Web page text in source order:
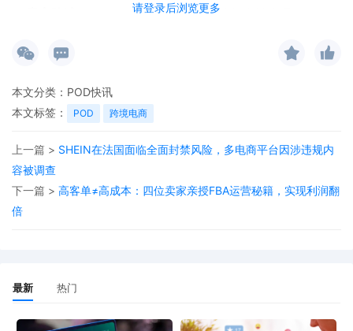
请登录后浏览更多
：Vulcan向被告免费提供其标志性产品TALOS
响应，提供更换电缆等解决方案。
视频内容：被告发布的12分钟视频以“TALOS被扔进燃烧
垃圾桶”开场，指责产品为“一堆垃圾”，并罗列电缆松
传播影响
论，多数观众赞其“诚实”，但Vulcan指出视频中存在大量
本文分类： POD快讯
本文标签：
POD 跨境电商
上一篇 > SHEIN在法国面临全面封禁风险，多电商平台因涉违规内
容被调查
下一篇 > 高客单≠高成本：四位卖家亲授FBA运营秘籍，实现利润翻
倍
最新 热门